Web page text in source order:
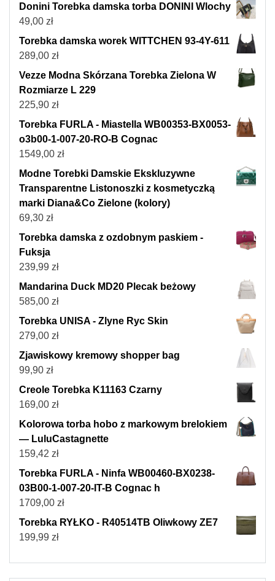
Donini Torebka damska torba DONINI Wlochy
49,00 zł
Torebka damska worek WITTCHEN 93-4Y-611
289,00 zł
Vezze Modna Skórzana Torebka Zielona W
Rozmiarze L 229
225,90 zł
Torebka FURLA - Miastella WB00353-BX0053-
o3b00-1-007-20-RO-B Cognac
1549,00 zł
Modne Torebki Damskie Ekskluzywne
Transparentne Listonoszki z kosmetyczką
marki Diana&Co Zielone (kolory)
69,30 zł
Torebka damska z ozdobnym paskiem -
Fuksja
239,99 zł
Mandarina Duck MD20 Plecak beżowy
585,00 zł
Torebka UNISA - Zlyne Ryc Skin
279,00 zł
Zjawiskowy kremowy shopper bag
99,90 zł
Creole Torebka K11163 Czarny
169,00 zł
Kolorowa torba hobo z markowym brelokiem
— LuluCastagnette
159,42 zł
Torebka FURLA - Ninfa WB00460-BX0238-
03B00-1-007-20-IT-B Cognac h
1709,00 zł
Torebka RYŁKO - R40514TB Oliwkowy ZE7
199,99 zł